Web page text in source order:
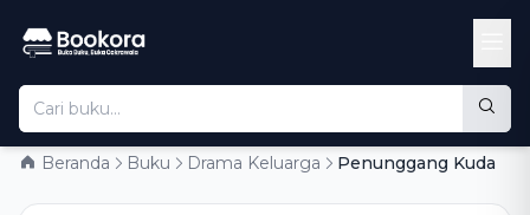
Beranda Buku Drama Keluarga Penunggang Kuda